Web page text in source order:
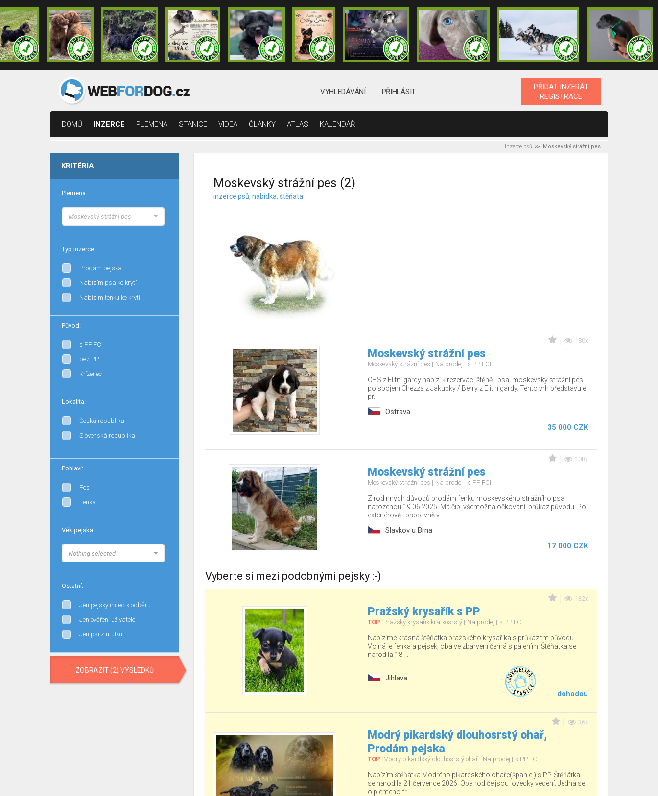
VYHLEDÁVÁNÍ PŘIHLÁSIT
PŘIDAT INZERÁT
REGISTRACE
DOMŮ INZERCE PLEMENA STANICE VIDEA ČLÁNKY ATLAS KALENDÁŘ
Inzerce psů Moskevský strážní pes
KRITÉRIA
Plemena:
Moskevský strážní pes
Typ inzerce:
Prodám pejska
Nabízím psa ke krytí
Nabízím fenku ke krytí
Původ:
s PP FCI
bez PP
Kříženec
Lokalita:
Česká republika
Slovenská republika
Pohlaví:
Pes
Fenka
Věk pejska:
Nothing selected
Ostatní:
Jen pejsky ihned k odběru
Jen ověření uživatelé
Jen psi z útulku
ZOBRAZIT (2) VÝSLEDKŮ
Moskevský strážní pes (2)
inzerce psů, nabídka, štěňata
180x
Moskevský strážní pes
Moskevský strážní pes Na prodej s PP FCI
CHS z Elitní gardy nabízí k rezervaci štěně - psa, moskevský strážní pes
po spojení Chezza z Jakubky / Berry z Elitní gardy. Tento vrh představuje
pr...
Ostrava
35 000 CZK
108x
Moskevský strážní pes
Moskevský strážní pes Na prodej s PP FCI
Z rodinných důvodů prodám fenku moskevského strážního psa
narozenou 19.06.2025. Má čip, všemožná očkování, průkaz původu. Po
exteriérově i pracovně v...
Slavkov u Brna
17 000 CZK
Vyberte si mezi podobnými pejsky :-)
132x
Pražský krysařík s PP
TOP Pražský krysařík krátkosrstý Na prodej s PP FCI
Nabízíme krásná štěňátka pražského krysaříka s průkazem původu.
Volná je fenka a pejsek, oba ve zbarvení černá s pálením. Štěňátka se
narodila 18. ...
Jihlava
dohodou
36x
Modrý pikardský dlouhosrstý ohař,
Prodám pejska
TOP Modrý pikardský dlouhosrstý ohař Na prodej s PP FCI
Nabízím štěňátka Modrého pikardského ohaře(španiel) s PP. Štěňátka
se narodila 21.července 2026. Oba rodiče jsou lovecky vedení. Jedná se
o plemeno fr...